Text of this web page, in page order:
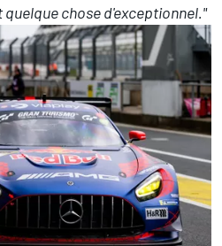
quelque chose d'exceptionnel."